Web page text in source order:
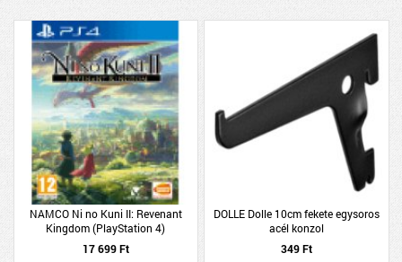
NAMCO Ni no Kuni II: Revenant
Kingdom (PlayStation 4)
17 699 Ft
DOLLE Dolle 10cm fekete egysoros
acél konzol
349 Ft